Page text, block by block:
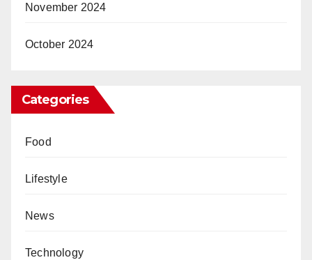
November 2024
October 2024
Categories
Food
Lifestyle
News
Technology